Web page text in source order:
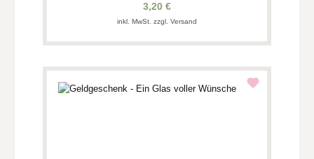
3,20 €
inkl. MwSt. zzgl. Versand